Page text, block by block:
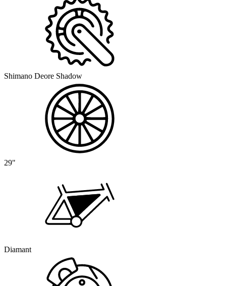
Shimano Deore Shadow
29"
Diamant